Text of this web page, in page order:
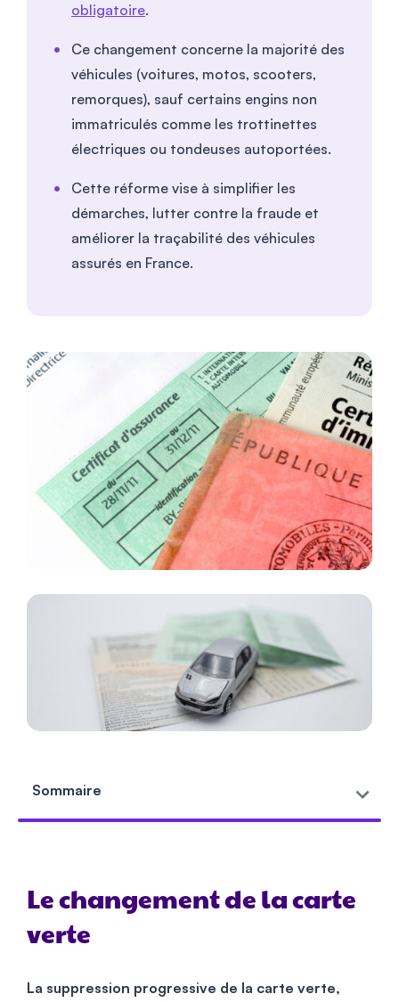
obligatoire.
Ce changement concerne la majorité des
véhicules (voitures, motos, scooters,
remorques), sauf certains engins non
immatriculés comme les trottinettes
électriques ou tondeuses autoportées.
Cette réforme vise à simplifier les
démarches, lutter contre la fraude et
améliorer la traçabilité des véhicules
assurés en France.
Sommaire
Le changement de la carte
verte
La suppression progressive de la carte verte,